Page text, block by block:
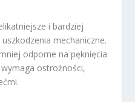
i bardziej
mechaniczne.
odporne na pęknięcia
ostrożności,